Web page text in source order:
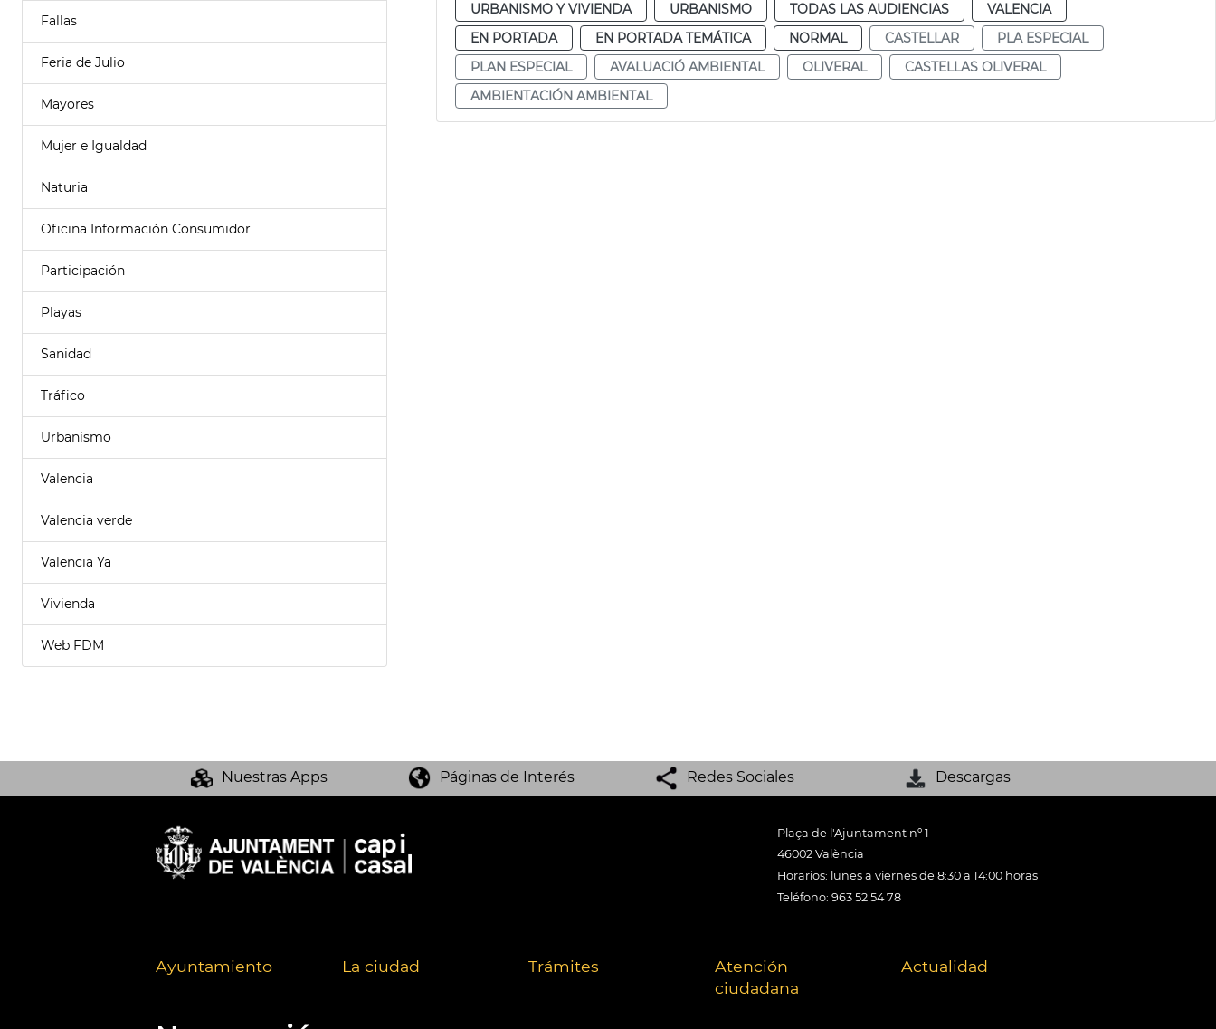
Fallas
Feria de Julio
Mayores
Mujer e Igualdad
Naturia
Oficina Información Consumidor
Participación
Playas
Sanidad
Tráfico
Urbanismo
Valencia
Valencia verde
Valencia Ya
Vivienda
Web FDM
URBANISMO Y VIVIENDA URBANISMO TODAS LAS AUDIENCIAS
VALENCIA
EN PORTADA
EN PORTADA TEMÁTICA NORMAL CASTELLAR
PLA ESPECIAL
PLAN ESPECIAL
AVALUACIÓ AMBIENTAL OLIVERAL
CASTELLAS OLIVERAL
AMBIENTACIÓN AMBIENTAL
Nuestras Apps Páginas de Interés Redes Sociales Descargas
Plaça de l'Ajuntament nº 1
46002 València
Horarios: lunes a viernes de 8:30 a 14:00 horas
Teléfono: 963 52 54 78
Ayuntamiento La ciudad Trámites
Atención
ciudadana
Actualidad